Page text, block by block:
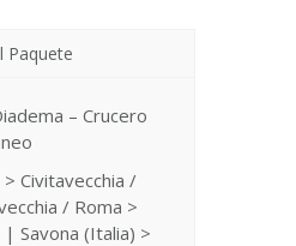
Paquete
– Crucero
Civitavecchia /
/ Roma >
| Savona (Italia) >